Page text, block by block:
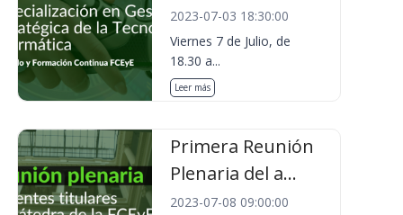
2023-07-03 18:30:00
Viernes 7 de Julio, de
18.30 a...
Leer más
Primera Reunión
Plenaria del a...
2023-07-08 09:00:00